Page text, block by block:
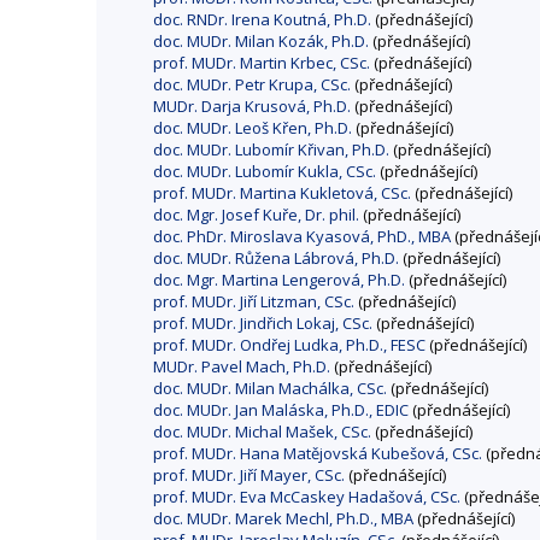
doc. RNDr. Irena Koutná, Ph.D. (přednášející)
doc. MUDr. Milan Kozák, Ph.D. (přednášející)
prof. MUDr. Martin Krbec, CSc. (přednášející)
doc. MUDr. Petr Krupa, CSc. (přednášející)
MUDr. Darja Krusová, Ph.D. (přednášející)
doc. MUDr. Leoš Křen, Ph.D. (přednášející)
doc. MUDr. Lubomír Křivan, Ph.D. (přednášející)
doc. MUDr. Lubomír Kukla, CSc. (přednášející)
prof. MUDr. Martina Kukletová, CSc. (přednášející)
doc. Mgr. Josef Kuře, Dr. phil. (přednášející)
doc. PhDr. Miroslava Kyasová, PhD., MBA
doc. MUDr. Růžena Lábrová, Ph.D. (přednášející)
doc. Mgr. Martina Lengerová, Ph.D. (přednášející)
prof. MUDr. Jiří Litzman, CSc. (přednášející)
prof. MUDr. Jindřich Lokaj, CSc. (přednášející)
prof. MUDr. Ondřej Ludka, Ph.D., FESC(přednášející)
MUDr. Pavel Mach, Ph.D. (přednášející)
doc. MUDr. Milan Machálka, CSc. (přednášející)
doc. MUDr. Jan Maláska, Ph.D., EDIC(přednášející)
doc. MUDr. Michal Mašek, CSc. (přednášející)
prof. MUDr. Hana Matějovská Kubešová, CSc.
prof. MUDr. Jiří Mayer, CSc. (přednášející)
prof. MUDr. Eva McCaskey Hadašová, CSc.
doc. MUDr. Marek Mechl, Ph.D., MBA(přednášející)